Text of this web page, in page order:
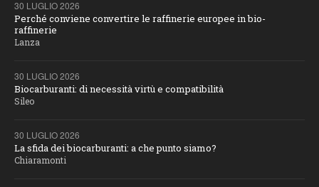
30 LUGLIO 2026
Perché conviene convertire le raffinerie europee in bio-
raffinerie
Lanza
30 LUGLIO 2026
Biocarburanti: di necessità virtù e compatibilità
Sileo
30 LUGLIO 2026
La sfida dei biocarburanti: a che punto siamo?
Chiaramonti